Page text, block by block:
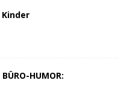
HUMOR: